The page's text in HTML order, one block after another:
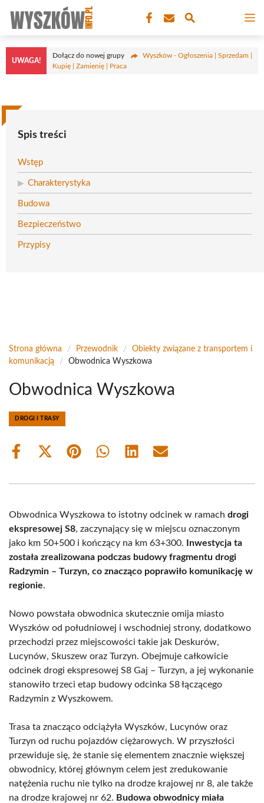
treści
UWAGA!
Dołącz do nowej grupy
Wyszków - Ogłoszenia | Sprzedam |
Kupię | Zamienię | Praca
Spis treści
Wstęp
Charakterystyka
Budowa
Bezpieczeństwo
Przypisy
Strona główna / Przewodnik /
Obiekty związane z transportem i
komunikacją
/ Obwodnica Wyszkowa
Obwodnica Wyszkowa
DROGI I TRASY
Share
Share
(Twitter)
Share Share Share Share
Obwodnica Wyszkowa to istotny odcinek w ramach drogi
ekspresowej S8, zaczynający się w miejscu oznaczonym
jako km 50+500 i kończący na km 63+300.
Inwestycja ta
została zrealizowana podczas budowy fragmentu drogi
Radzymin – Turzyn, co znacząco poprawiło komunikację w
regionie.
Nowo powstała obwodnica skutecznie omija miasto
Wyszków od południowej i wschodniej strony, dodatkowo
przechodzi przez miejscowości takie jak Deskurów,
Lucynów, Skuszew oraz Turzyn. Obejmuje całkowicie
odcinek drogi ekspresowej S8 Gaj – Turzyn, a jej wykonanie
stanowiło trzeci etap budowy odcinka S8 łączącego
Radzymin z Wyszkowem.
Trasa ta znacząco odciążyła Wyszków, Lucynów oraz
Turzyn od ruchu pojazdów ciężarowych. W przyszłości
przewiduje się, że stanie się elementem znacznie większej
obwodnicy, której głównym celem jest zredukowanie
natężenia ruchu nie tylko na drodze krajowej nr 8, ale także
na drodze krajowej nr 62. Budowa obwodnicy miała